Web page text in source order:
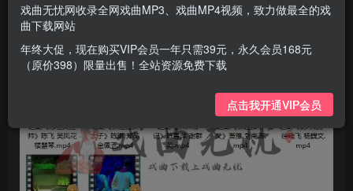
越剧《绣球记》徐晓飞 杨魏文.mp4
越剧《血手印》.mp4
戏曲无忧网收录全网戏曲MP3、戏曲MP4视频，致力做最全的戏
曲下载网站
年终大促，现在购买VIP会员一年只需39元，永久会员168元
（原价398）限量出售！全站资源免费下载
点击我开通VIP会员